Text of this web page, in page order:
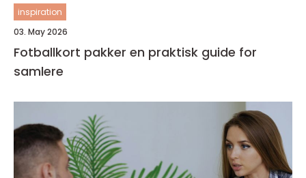
inspiration
03. May 2026
Fotballkort pakker en praktisk guide for
samlere